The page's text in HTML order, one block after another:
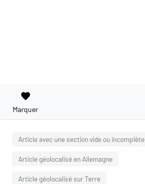
favorite
Marquer
Article avec une section vide ou incomplète
Article géolocalisé en Allemagne
Article géolocalisé sur Terre